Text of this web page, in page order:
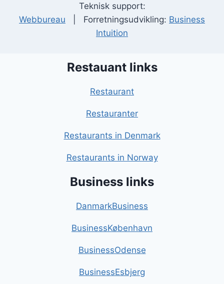
Teknisk support:
Webbureau | Forretningsudvikling: Business
Intuition
Restauant links
Restaurant
Restauranter
Restaurants in Denmark
Restaurants in Norway
Business links
DanmarkBusiness
BusinessKøbenhavn
BusinessOdense
BusinessEsbjerg